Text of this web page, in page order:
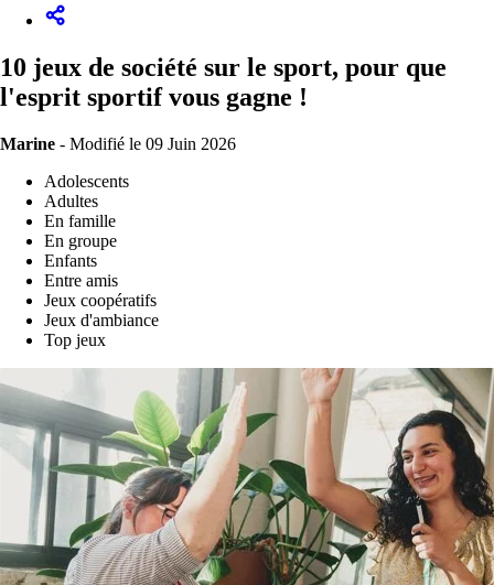
10 jeux de société sur le sport, pour que
l'esprit sportif vous gagne !
Marine - Modifié le 09 Juin 2026
Adolescents
Adultes
En famille
En groupe
Enfants
Entre amis
Jeux coopératifs
Jeux d'ambiance
Top jeux